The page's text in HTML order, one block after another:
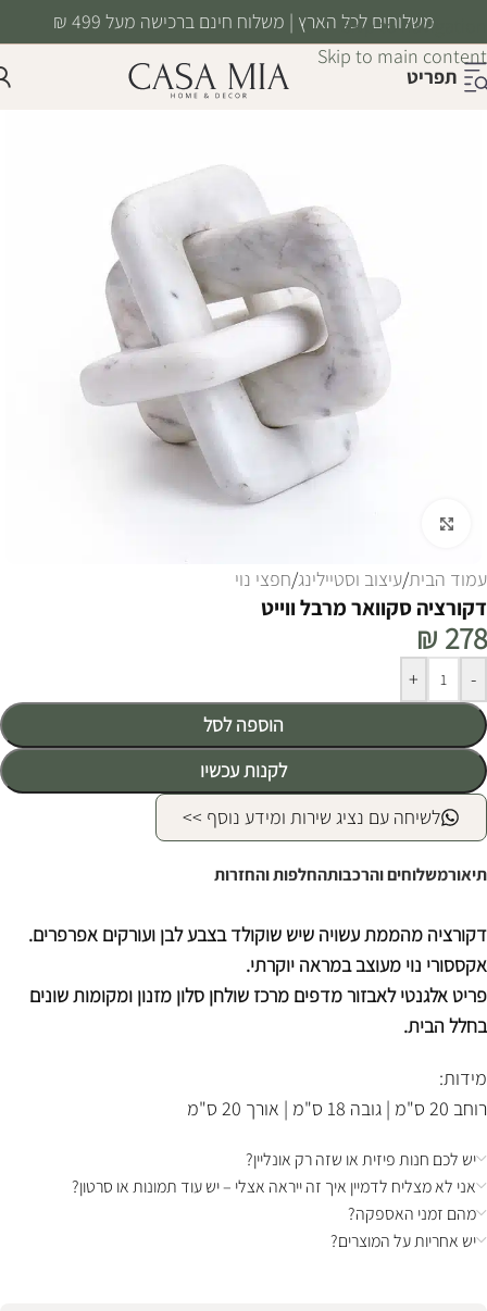
Skip to navigation
Skip to main content
משלוחים לכל הארץ | משלוח חינם ברכישה מעל 499 ₪
תפריט
עמוד הבית/עיצוב וסטיילינג/חפצי נוי
דקורציה סקוואר מרבל ווייט
₪ 278
-
+
הוספה לסל
לקנות עכשיו
Alternative:
לשיחה עם נציג שירות ומידע נוסף >>
תיאורמשלוחים והרכבותהחלפות והחזרות
דקורציה מהממת עשויה שיש שוקולד בצבע לבן ועורקים אפרפרים.
אקססורי נוי מעוצב במראה יוקרתי.
פריט אלגנטי לאבזור מדפים מרכז שולחן סלון מזנון ומקומות שונים
בחלל הבית.
מידות:
רוחב 20 ס"מ | גובה 18 ס"מ | אורך 20 ס"מ
יש לכם חנות פיזית או שזה רק אונליין?
אני לא מצליח לדמיין איך זה ייראה אצלי – יש עוד תמונות או סרטון?
מהם זמני האספקה?
יש אחריות על המוצרים?